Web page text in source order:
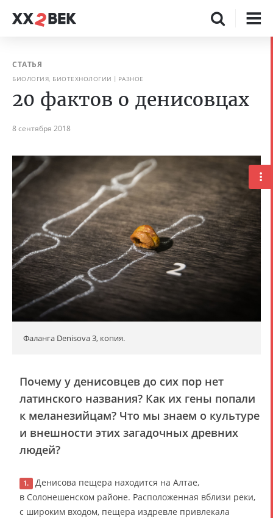
СТАТЬЯ
БИОЛОГИЯ, БИОТЕХНОЛОГИИ РАЗНОЕ
20 фактов о денисовцах
8 сентября 2018
Фаланга Denisova 3, копия.
Почему у денисовцев до сих пор нет
латинского названия? Как их гены попали
к меланезийцам? Что мы знаем о культуре
и внешности этих загадочных древних
людей?
1. Денисова пещера находится на Алтае,
в Солонешенском районе. Расположенная вблизи реки,
с широким входом, пещера издревле привлекала